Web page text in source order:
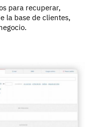
para recuperar,
la base de clientes,